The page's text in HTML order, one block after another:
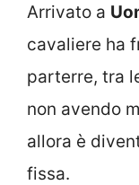
Arrivato a
cavaliere ha
parterre, tra
non avendo
allora è
fissa.